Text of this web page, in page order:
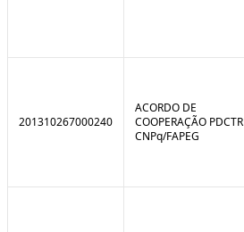
201310267000240
ACORDO DE
COOPERAÇÃO PDCTR
CNPq/FAPEG